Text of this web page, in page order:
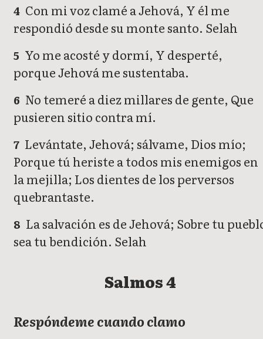
4 Con mi voz clamé a Jehová, Y él me
respondió desde su monte santo. Selah
5 Yo me acosté y dormí, Y desperté,
porque Jehová me sustentaba.
6 No temeré a diez millares de gente, Que
pusieren sitio contra mí.
7 Levántate, Jehová; sálvame, Dios mío;
Porque tú heriste a todos mis enemigos en
la mejilla; Los dientes de los perversos
quebrantaste.
8 La salvación es de Jehová; Sobre tu
sea tu bendición. Selah
Salmos 4
Respóndeme cuando clamo